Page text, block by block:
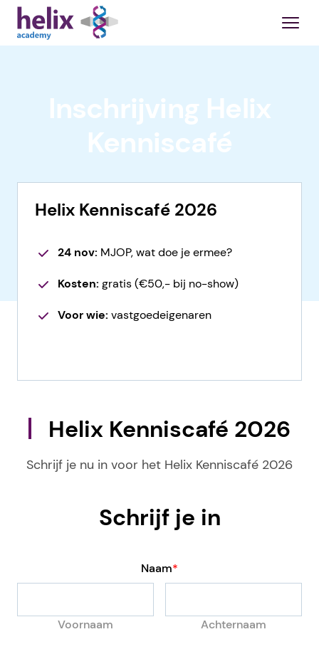
Inschrijving Helix
Kenniscafé
Helix Kenniscafé 2026
24 nov: MJOP, wat doe je ermee?
Kosten: gratis (€50,- bij no-show)
Voor wie: vastgoedeigenaren
Helix Kenniscafé 2026
Schrijf je nu in voor het Helix Kenniscafé 2026
Schrijf je in
Naam*
Voornaam Achternaam